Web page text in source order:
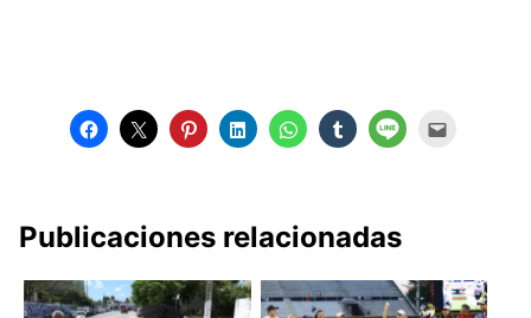
Publicaciones relacionadas